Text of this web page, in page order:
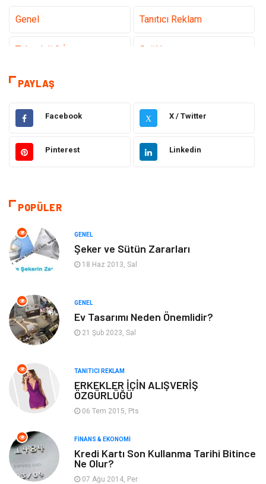
Genel Tanıtıcı Reklam
Teknoloji & İnternet Sağlık
Hizmet
Hukuk Elektrik Elektronik
Güzellik & Bakım Moda
Giyim
Otomotiv
Gıda
Anne & Çocuk Müzik
Tatil Genel Kültür
Emlak
Ev İşleri
Gençlik & Eğlence
PAYLAŞ
Facebook X X / Twitter
Pinterest Linkedin
POPÜLER
GENEL
Şeker ve Sütün Zararları
18 Haz 2013, Sal
GENEL
Ev Tasarımı Neden Önemlidir?
21 Şub 2023, Sal
TANITICI REKLAM
ERKEKLER İÇİN ALIŞVERİŞ
ÖZGÜRLÜĞÜ
06 Tem 2015, Pts
FINANS & EKONOMI
Kredi Kartı Son Kullanma Tarihi Bitince
Ne Olur?
07 Ağu 2014, Per